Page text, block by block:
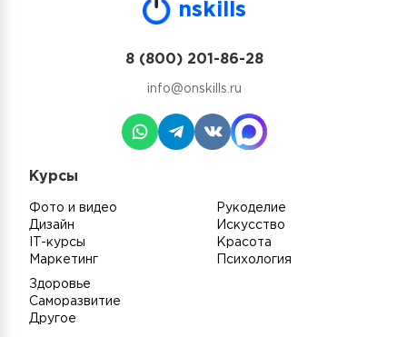
nskills
8 (800) 201-86-28
info@onskills.ru
Курсы
Фото и видео
Дизайн
IT-курсы
Маркетинг
Рукоделие
Искусство
Красота
Психология
Здоровье
Саморазвитие
Другое